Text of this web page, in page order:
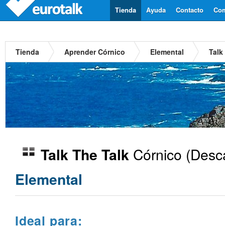
Contacto
Ayuda
Tienda
Tienda Aprender Córnico Elemental
Talk The Talk Córnico
Elemental
Ideal para: